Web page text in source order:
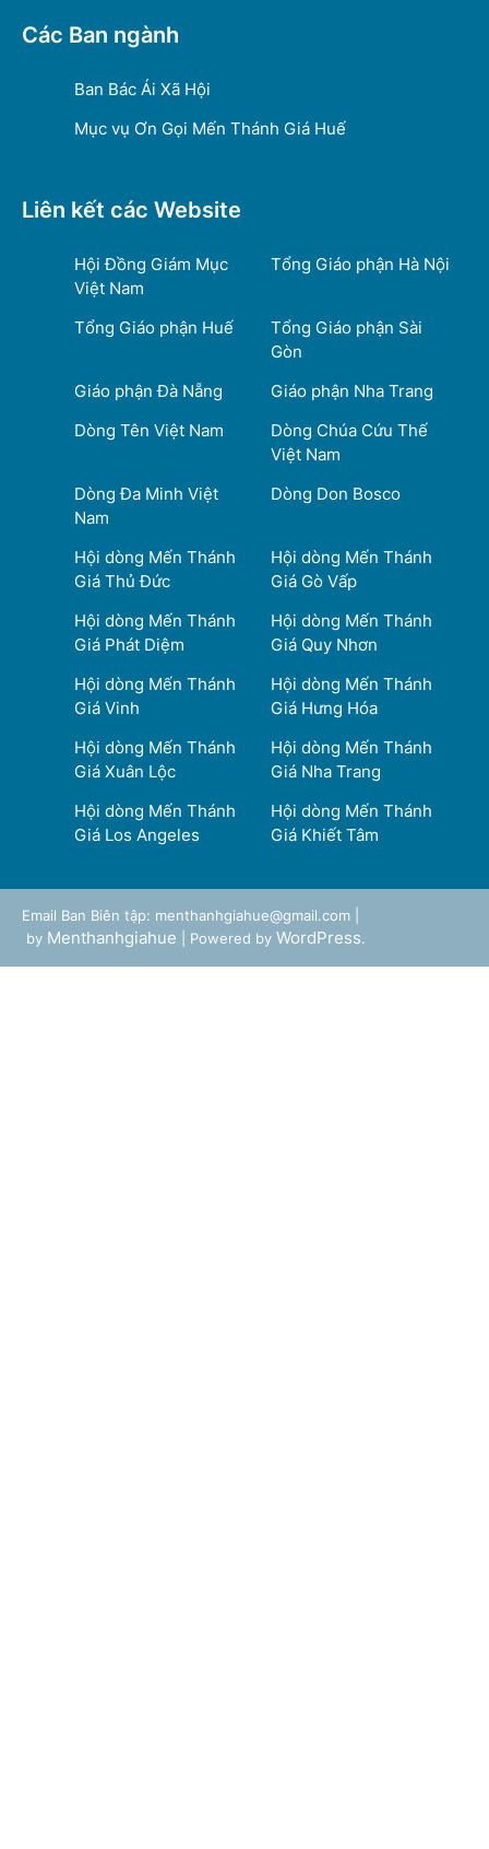
Các Ban ngành
Ban Bác Ái Xã Hội
Mục vụ Ơn Gọi Mến Thánh Giá Huế
Liên kết các Website
Hội Đồng Giám Mục
Việt Nam
Tổng Giáo phận Hà Nội
Tổng Giáo phận Huế
Tổng Giáo phận Sài
Gòn
Giáo phận Đà Nẵng
Giáo phận Nha Trang
Dòng Tên Việt Nam
Dòng Chúa Cứu Thế
Việt Nam
Dòng Đa Minh Việt
Nam
Dòng Don Bosco
Hội dòng Mến Thánh
Giá Thủ Đức
Hội dòng Mến Thánh
Giá Gò Vấp
Hội dòng Mến Thánh
Giá Phát Diệm
Hội dòng Mến Thánh
Giá Quy Nhơn
Hội dòng Mến Thánh
Giá Vinh
Hội dòng Mến Thánh
Giá Hưng Hóa
Hội dòng Mến Thánh
Giá Xuân Lộc
Hội dòng Mến Thánh
Giá Nha Trang
Hội dòng Mến Thánh
Giá Los Angeles
Hội dòng Mến Thánh
Giá Khiết Tâm
Email Ban Biên tập: menthanhgiahue@gmail.com |
by Menthanhgiahue | Powered by WordPress.